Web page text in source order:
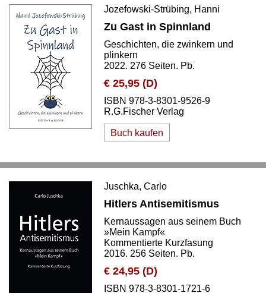
Jozefowski-Strübing, Hanni
Zu Gast in Spinnland
Geschichten, die zwinkern und
plinkern
2022. 276 Seiten. Pb.
€ 25,95 (D)
ISBN 978-3-8301-9526-9
R.G.Fischer Verlag
Buch kaufen
Juschka, Carlo
Hitlers Antisemitismus
Kernaussagen aus seinem Buch
»Mein Kampf«
Kommentierte Kurzfasung
2016. 256 Seiten. Pb.
€ 24,95 (D)
ISBN 978-3-8301-1721-6